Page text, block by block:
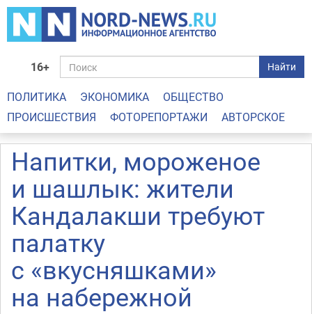
16+ Найти
ПОЛИТИКА ЭКОНОМИКА
ОБЩЕСТВО
ПРОИСШЕСТВИЯ
ФОТОРЕПОРТАЖИ АВТОРСКОЕ
Напитки, мороженое
и шашлык: жители
Кандалакши требуют
палатку
с «вкусняшками»
на набережной